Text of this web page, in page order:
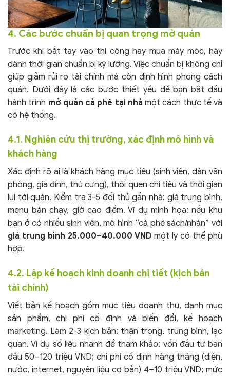
4. Các bước chuẩn bị quan trọng mở quán
Trước khi bắt tay vào thi công hay mua máy móc, hãy
dành thời gian chuẩn bị kỹ lưỡng. Việc chuẩn bị không chỉ
giúp giảm rủi ro tài chính mà còn định hình phong cách
quán. Dưới đây là các bước thiết yếu để bạn bắt đầu
hành trình mở quán cà phê tại nhà một cách thực tế và
có hệ thống.
4.1. Nghiên cứu thị trường, xác định mô hình và
khách hàng
Xác định rõ ai là khách hàng mục tiêu (sinh viên, dân văn
phòng, gia đình, thú cưng), thói quen chi tiêu và thời gian
lui tới quán. Kiểm tra 3-5 đối thủ gần nhà: giá trung bình,
menu bán chạy, giờ cao điểm. Ví dụ minh họa: nếu khu
bạn ở có nhiều sinh viên, mô hình “cà phê sách/nhàn” với
giá trung bình 25.000–40.000 VND một ly có thể phù
hợp.
4.2. Lập kế hoạch kinh doanh chi tiết (kịch bản
tài chính)
Viết bản kế hoạch gồm mục tiêu doanh thu, danh mục
sản phẩm, chi phí cố định và biến đổi, kế hoạch
marketing. Làm 2-3 kịch bản: thận trọng, trung bình, lạc
quan. Ví dụ số liệu nhanh để tham khảo: vốn đầu tư ban
đầu 50–120 triệu VND; chi phí cố định hàng tháng (điện,
nước, internet, nguyên liệu cơ bản) 4–10 triệu VND; mức